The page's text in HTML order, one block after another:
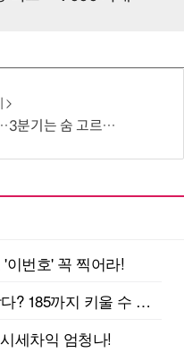
는 숨 고르기 전망